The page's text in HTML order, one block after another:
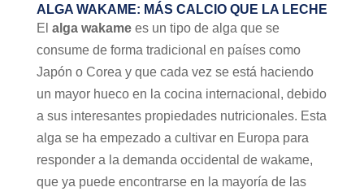
ALGA WAKAME: MÁS CALCIO QUE LA LECHE
El alga wakamees un tipo de alga que se
consume de forma tradicional en países como
Japón o Corea y que cada vez se está haciendo
un mayor hueco en la cocina internacional, debido
a sus interesantes propiedades nutricionales. Esta
alga se ha empezado a cultivar en Europa para
responder a la demanda occidental de wakame,
que ya puede encontrarse en la mayoría de las